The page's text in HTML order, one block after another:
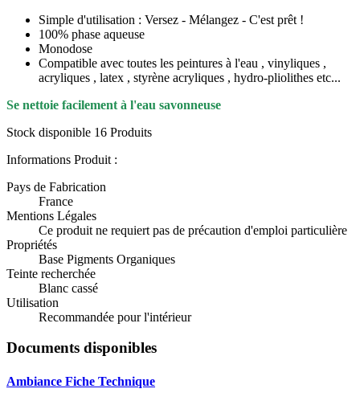
Simple d'utilisation : Versez - Mélangez - C'est prêt !
100% phase aqueuse
Monodose
Compatible avec toutes les peintures à l'eau , vinyliques ,
acryliques , latex , styrène acryliques , hydro-pliolithes etc...
Se nettoie facilement à l'eau savonneuse
Stock disponible 16 Produits
Informations Produit :
Pays de Fabrication
France
Mentions Légales
Ce produit ne requiert pas de précaution d'emploi particulière
Propriétés
Base Pigments Organiques
Teinte recherchée
Blanc cassé
Utilisation
Recommandée pour l'intérieur
Documents disponibles
Ambiance Fiche Technique